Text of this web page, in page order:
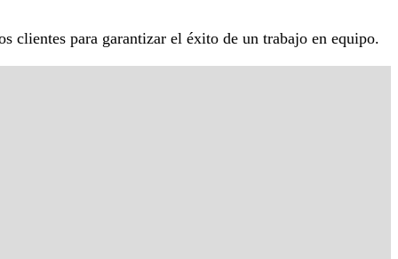
clientes para garantizar el éxito de un trabajo en equipo.